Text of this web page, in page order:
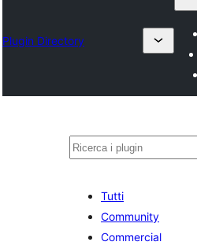
Plugin Directory
Cerca
Tutti
Community
Commercial